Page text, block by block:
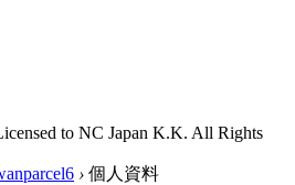
to NC Japan K.K. All Rights
› 個人資料